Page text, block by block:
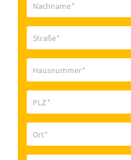
Nachname*
Straße*
Hausnummer*
PLZ*
Ort*